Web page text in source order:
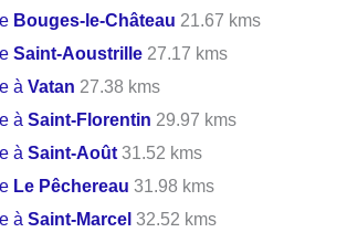
Bouges-le-Château 21.67 kms
Saint-Aoustrille 27.17 kms
àVatan 27.38 kms
àSaint-Florentin 29.97 kms
àSaint-Août 31.52 kms
Le Pêchereau 31.98 kms
àSaint-Marcel 32.52 kms